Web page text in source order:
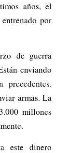
años, el
por
de guerra
enviando
armas. La
millones
este dinero